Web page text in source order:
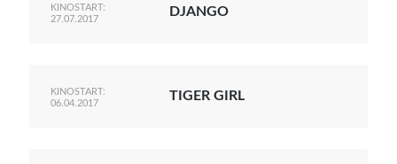
KINOSTART:
27.07.2017
DJANGO
KINOSTART:
06.04.2017
TIGER GIRL